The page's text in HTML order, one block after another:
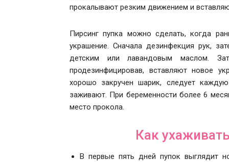
прокалывают резким движением и
Пирсинг пупка можно сделать, когда
украшение. Сначала дезинфекция рук,
детским или лавандовым маслом.
продезинфицировав, вставляют новое
хорошо закручен шарик, следует
заживают. При беременности более 6
место прокола.
Как
В первые пять дней пупок выглядит